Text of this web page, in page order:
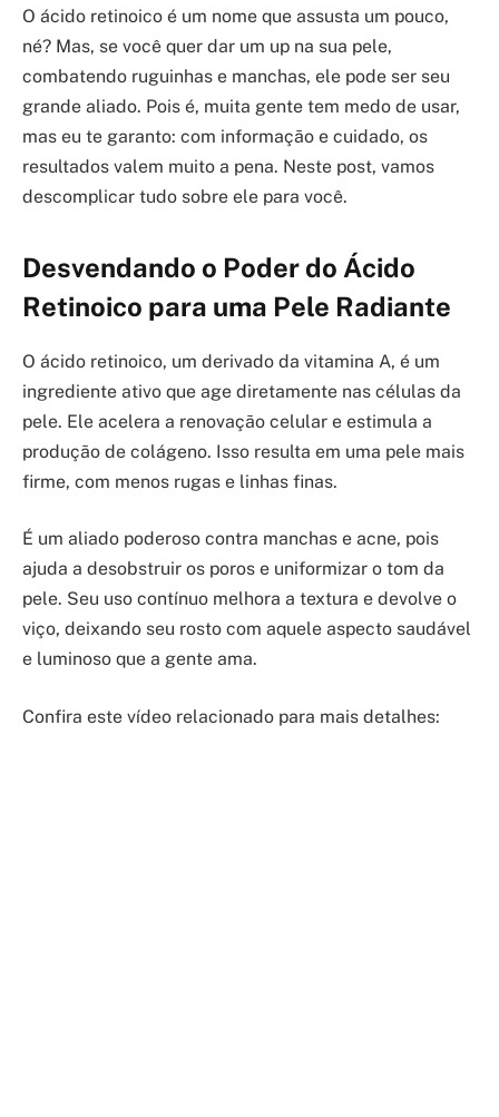
O ácido retinoico é um nome que assusta um pouco,
né? Mas, se você quer dar um up na sua pele,
combatendo ruguinhas e manchas, ele pode ser seu
grande aliado. Pois é, muita gente tem medo de usar,
mas eu te garanto: com informação e cuidado, os
resultados valem muito a pena. Neste post, vamos
descomplicar tudo sobre ele para você.
Desvendando o Poder do Ácido
Retinoico para uma Pele Radiante
O ácido retinoico, um derivado da vitamina A, é um
ingrediente ativo que age diretamente nas células da
pele. Ele acelera a renovação celular e estimula a
produção de colágeno. Isso resulta em uma pele mais
firme, com menos rugas e linhas finas.
É um aliado poderoso contra manchas e acne, pois
ajuda a desobstruir os poros e uniformizar o tom da
pele. Seu uso contínuo melhora a textura e devolve o
viço, deixando seu rosto com aquele aspecto saudável
e luminoso que a gente ama.
Confira este vídeo relacionado para mais detalhes: